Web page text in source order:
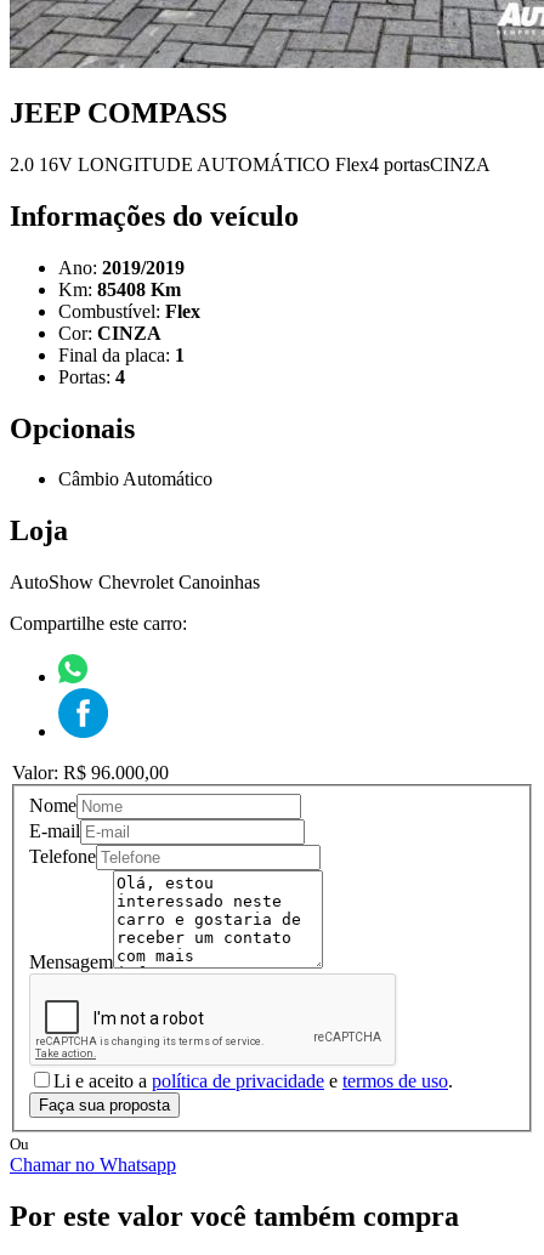
JEEP COMPASS
2.0 16V LONGITUDE AUTOMÁTICO Flex4 portasCINZA
Informações do veículo
Ano: 2019/2019
Km: 85408 Km
Combustível: Flex
Cor: CINZA
Final da placa: 1
Portas: 4
Opcionais
Câmbio Automático
Loja
AutoShow Chevrolet Canoinhas
Compartilhe este carro:
Valor: R$ 96.000,00
Nome
E-mail
Telefone
Mensagem
Li e aceito a política de privacidade e termos de uso.
Faça sua proposta
Ou
Chamar no Whatsapp
Por este valor você também compra